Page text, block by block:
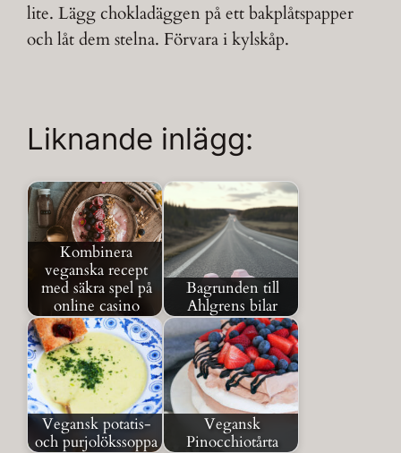
lite. Lägg chokladäggen på ett bakplåtspapper
och låt dem stelna. Förvara i kylskåp.
Liknande inlägg:
Kombinera
veganska recept
med säkra spel på
online casino
Bagrunden till
Ahlgrens bilar
Vegansk potatis-
och purjolökssoppa
Vegansk
Pinocchiotårta